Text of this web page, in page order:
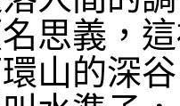
思義，
山的深